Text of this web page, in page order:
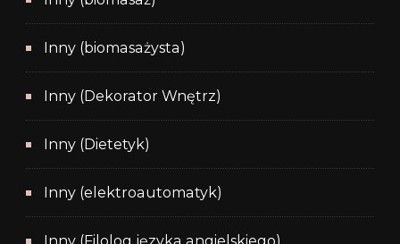
Inny (biomasażysta)
Inny (Dekorator Wnętrz)
Inny (Dietetyk)
Inny (elektroautomatyk)
Inny (Filolog języka angielskiego)